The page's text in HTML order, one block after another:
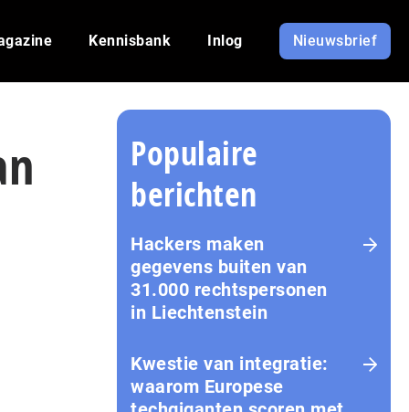
Kennisbank Inlog Nieuwsbrief
Populaire
berichten
Hackers maken
gegevens buiten van
31.000 rechtspersonen
in Liechtenstein
Kwestie van integratie:
waarom Europese